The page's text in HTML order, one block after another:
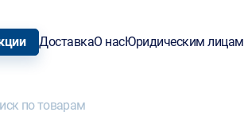
ДоставкаО насЮридическим лицам